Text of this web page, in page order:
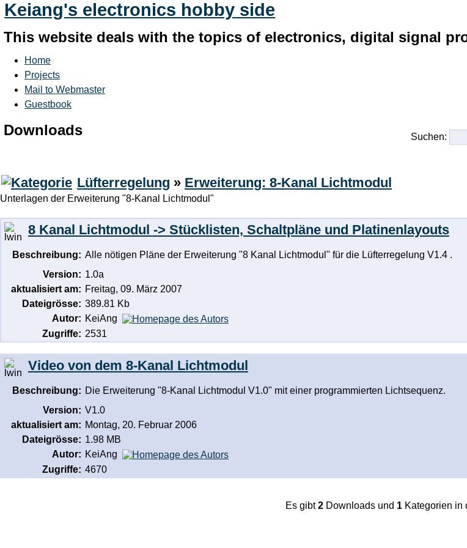
Keiang's electronics hobby side
This website deals with the topics of electronics, digital signal
Home
Projects
Mail to Webmaster
Guestbook
Downloads
Suchen:
Lüfterregelung » Erweiterung: 8-Kanal Lichtmodul
Unterlagen der Erweiterung "8-Kanal Lichtmodul"
8 Kanal Lichtmodul -> Stücklisten, Schaltpläne und Platinenlayouts
Beschreibung: Alle nötigen Pläne der Erweiterung "8 Kanal Lichtmodul" für die Lüfterregelung V1.4 .
Version: 1.0a
aktualisiert am: Freitag, 09. März 2007
Dateigrösse: 389.81 Kb
Autor: KeiAng
Zugriffe: 2531
Video von dem 8-Kanal Lichtmodul
Beschreibung: Die Erweiterung "8-Kanal Lichtmodul V1.0" mit einer programmierten Lichtsequenz.
Version: V1.0
aktualisiert am: Montag, 20. Februar 2006
Dateigrösse: 1.98 MB
Autor: KeiAng
Zugriffe: 4670
Es gibt2 Downloads und 1 Kategorien in